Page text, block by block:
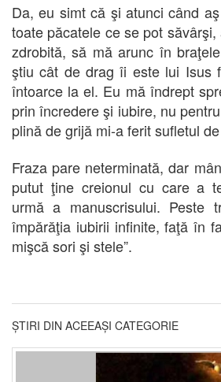
Da, eu simt că şi atunci când
toate păcatele ce se pot
zdrobită, să mă arunc în
ştiu cât de drag îi este lui Isus
întoarce la el. Eu mă îndrept
prin încredere şi iubire, nu
plină de grijă mi-a ferit sufletul
Fraza pare neterminată, dar
putut ţine creionul cu care a
urmă a manuscrisului.
împărăţia iubirii infinite, faţă în
mişcă sori şi stele”.
ȘTIRI DIN ACEEAȘI CATEGORIE